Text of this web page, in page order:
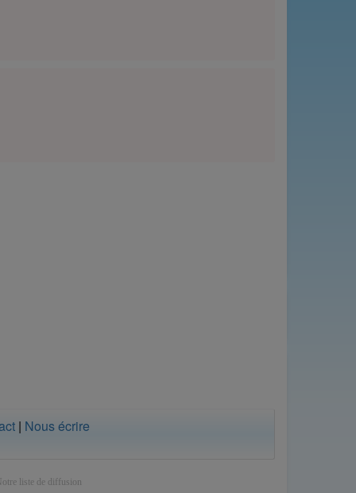
| Nous écrire
liste de diffusion